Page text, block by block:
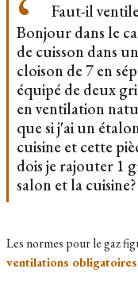
Faut-il
Bonjour dans le
de cuisson dans
cloison de 7 en
équipé de deux
en ventilation
que si j'ai un
cuisine et cette
dois je rajouter 1
salon et la
Les normes pour le gaz
ventilations obligatoires